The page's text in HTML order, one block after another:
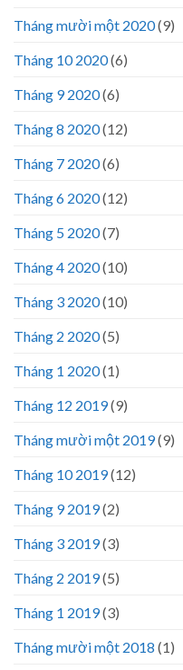
Tháng mười một 2020(9)
Tháng 10 2020(6)
Tháng 9 2020(6)
Tháng 8 2020(12)
Tháng 7 2020(6)
Tháng 6 2020(12)
Tháng 5 2020(7)
Tháng 4 2020(10)
Tháng 3 2020(10)
Tháng 2 2020(5)
Tháng 1 2020(1)
Tháng 12 2019(9)
Tháng mười một 2019(9)
Tháng 10 2019(12)
Tháng 9 2019(2)
Tháng 3 2019(3)
Tháng 2 2019(5)
Tháng 1 2019(3)
Tháng mười một 2018 (1)